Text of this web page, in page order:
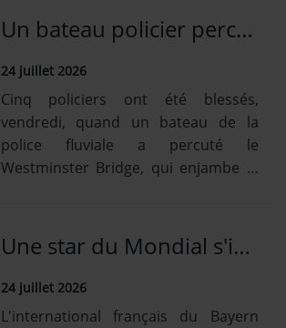
Un bateau policier percute un pont à Londres, les agents plongent
24 juillet 2026
Cinq policiers ont été blessés,
vendredi, quand un bateau de la
police fluviale a percuté le
Westminster Bridge, qui enjambe la
Une star du Mondial s'incruste dans un match avec des inconnus
24 juillet 2026
L'international français du Bayern